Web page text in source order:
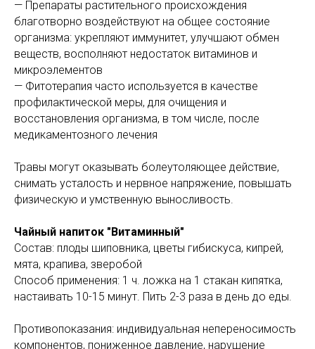
— Препараты растительного происхождения
благотворно воздействуют на общее состояние
организма: укрепляют иммунитет, улучшают обмен
веществ, восполняют недостаток витаминов и
микроэлементов
— Фитотерапия часто используется в качестве
профилактической меры, для очищения и
восстановления организма, в том числе, после
медикаментозного лечения
Травы могут оказывать болеутоляющее действие,
снимать усталость и нервное напряжение, повышать
физическую и умственную выносливость.
Чайный напиток "Витаминный"
Состав: плоды шиповника, цветы гибискуса, кипрей,
мята, крапива, зверобой
Способ применения: 1 ч. ложка на 1 стакан кипятка,
настаивать 10-15 минут. Пить 2-3 раза в день до еды.
Противопоказания: индивидуальная непереносимость
компонентов, пониженное давление, нарушение